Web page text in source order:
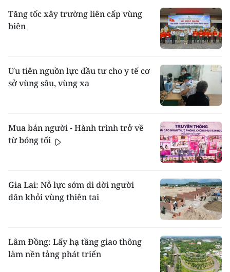
Tăng tốc xây trường liên cấp vùng
biên
Ưu tiên nguồn lực đầu tư cho y tế cơ
sở vùng sâu, vùng xa
Mua bán người - Hành trình trở về
từ bóng tối
Gia Lai: Nỗ lực sớm di dời người
dân khỏi vùng thiên tai
Lâm Đồng: Lấy hạ tầng giao thông
làm nền tảng phát triển